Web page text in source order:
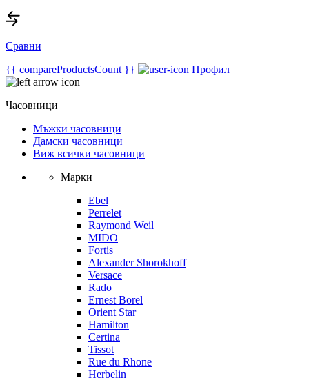
Сравни
{{ compareProductsCount }}
Профил
Часовници
Мъжки часовници
Дамски часовници
Виж всички часовници
Марки
Ebel
Perrelet
Raymond Weil
MIDO
Fortis
Alexander Shorokhoff
Versace
Rado
Ernest Borel
Orient Star
Hamilton
Certina
Tissot
Rue du Rhone
Herbelin